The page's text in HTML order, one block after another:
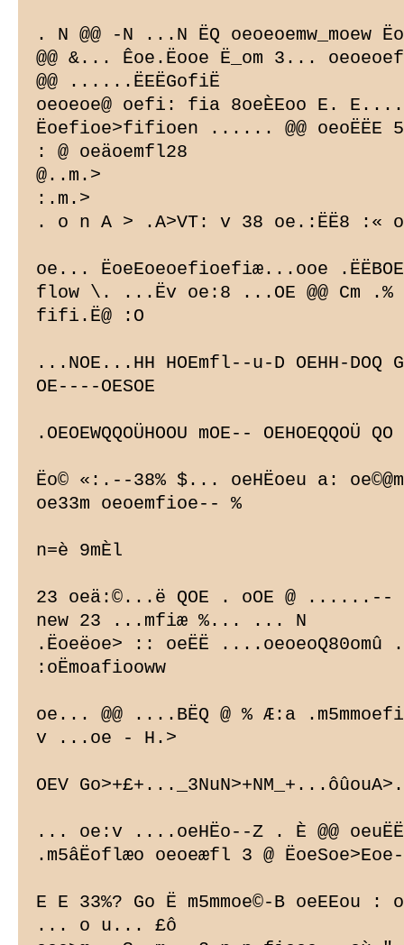
. N @@ -N ...N ËQ oeoeoemw_moew
@@ &... Êoe.Ëooe Ë_om 3...
@@ ......ËEËGofiË
oeoeoe@ oefi: fia 8oeÈEoo E.
Ëoefioe>fifioen ...... @@ oeoËËE 5
: @ oeäoemfl28
@..m.>
:.m.>
. o n A > .A>VT: v 38 oe.:ËË8 :«
oe... ËoeEoeoefioefiæ...ooe .ËËBOE
flow \. ...Ëv oe:8 ...OE @@ Cm
fifi.Ë@ :O
...NOE...HH HOEmfl--u-D OEHH-
OE----OESOE
.OEOEWQQOÜHOOU mOE-- OEHOEQQOÜ QO
Ëo© «:.--38% $... oeHËoeu a:
oe33m oeoemfioe-- %
n=è 9mÈl
23 oeä:©...ë QOE . oOE @
new 23 ...mfiæ %... ... N
.Ëoeëoe> :: oeËË
:oËmoafiooww
oe... @@ ....BËQ @ % Æ:a
v ...oe - H.>
OEV
... oe:v ....oeHËo--Z . È @@
.m5âËoflæo oeoeæfl 3 @
E E 33%? Go Ë m5mmoe©-B
... o u... £ô